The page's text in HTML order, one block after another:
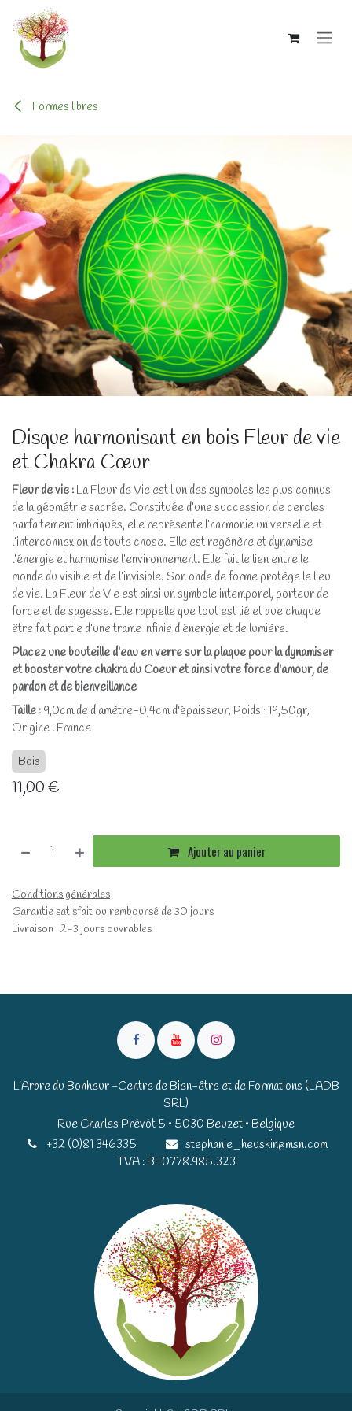
Se rendre au contenu
Formes libres
Disque harmonisant en bois Fleur de vie
et Chakra Cœur
Fleur de vie : La Fleur de Vie est l’un des symboles les plus connus
de la géométrie sacrée. Constituée d’une succession de cercles
parfaitement imbriqués, elle représente l’harmonie universelle et
l’interconnexion de toute chose. Elle est regénère et dynamise
l’énergie et harmonise l’environnement. Elle fait le lien entre le
monde du visible et de l’invisible. Son onde de forme protège le lieu
de vie. La Fleur de Vie est ainsi un symbole intemporel, porteur de
force et de sagesse. Elle rappelle que tout est lié et que chaque
être fait partie d’une trame infinie d’énergie et de lumière.
Placez une bouteille d'eau en verre sur la plaque pour la dynamiser
et booster votre chakra du Coeur et ainsi votre force d'amour, de
pardon et de bienveillance
Taille : 9,0cm de diamètre-0,4cm d'épaisseur; Poids : 19,50gr;
Origine : France
Bois
11,00€
Ajouter au panier
Conditions générales
Garantie satisfait ou remboursé de 30 jours
Livraison : 2-3 jours ouvrables
L'Arbre du Bonheur -Centre de Bien-être et de Formations (LADB
SRL)
Rue Charles Prévôt 5 • 5030 Beuzet • Belgique​​
+32 (0)81 346335
stephanie_heuskin@msn.com
TVA : BE0778.985.323